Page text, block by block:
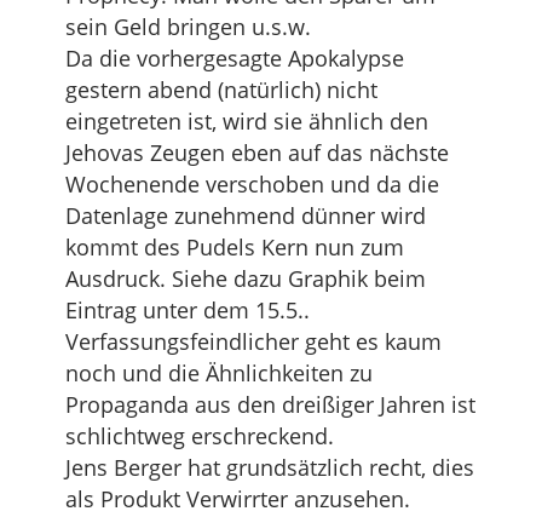
sein Geld bringen u.s.w.
Da die vorhergesagte Apokalypse
gestern abend (natürlich) nicht
eingetreten ist, wird sie ähnlich den
Jehovas Zeugen eben auf das nächste
Wochenende verschoben und da die
Datenlage zunehmend dünner wird
kommt des Pudels Kern nun zum
Ausdruck. Siehe dazu Graphik beim
Eintrag unter dem 15.5..
Verfassungsfeindlicher geht es kaum
noch und die Ähnlichkeiten zu
Propaganda aus den dreißiger Jahren ist
schlichtweg erschreckend.
Jens Berger hat grundsätzlich recht, dies
als Produkt Verwirrter anzusehen.